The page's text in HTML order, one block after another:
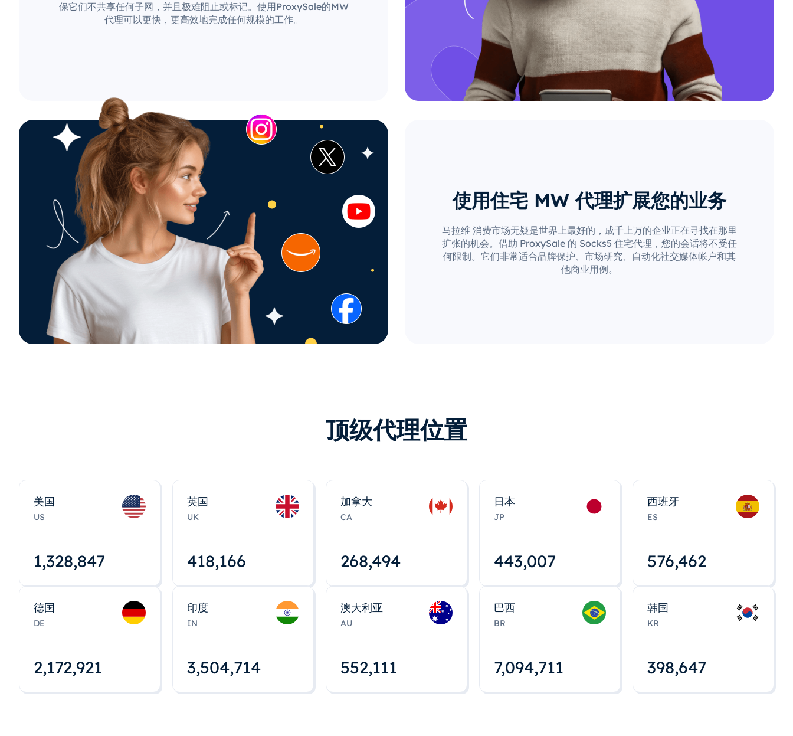
保它们不共享任何子网，并且极难阻止或标记。使用ProxySale的MW
代理可以更快，更高效地完成任何规模的工作。
使用住宅 MW 代理扩展您的业务
马拉维 消费市场无疑是世界上最好的，成千上万的企业正在寻找在那里
扩张的机会。借助 ProxySale 的 Socks5 住宅代理，您的会话将不受任
何限制。它们非常适合品牌保护、市场研究、自动化社交媒体帐户和其
他商业用例。
顶级代理位置
美国
US
1,328,848
英国
UK
418,167
加拿大
CA
268,495
日本
JP
443,008
西班牙
ES
576,463
德国
DE
2,172,922
印度
IN
3,504,715
澳大利亚
AU
552,112
巴西
BR
7,094,712
韩国
KR
398,648